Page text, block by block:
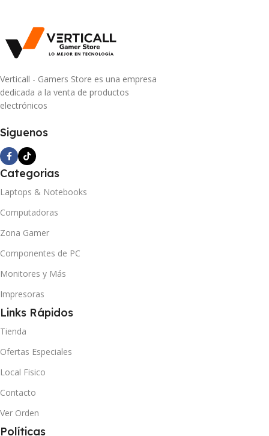
Verticall - Gamers Store es una empresa
dedicada a la venta de productos
electrónicos
Siguenos
Categorias
Laptops & Notebooks
Computadoras
Zona Gamer
Componentes de PC
Monitores y Más
Impresoras
Links Rápidos
Tienda
Ofertas Especiales
Local Fisico
Contacto
Ver Orden
Políticas